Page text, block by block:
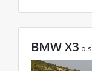
BMW X3 o